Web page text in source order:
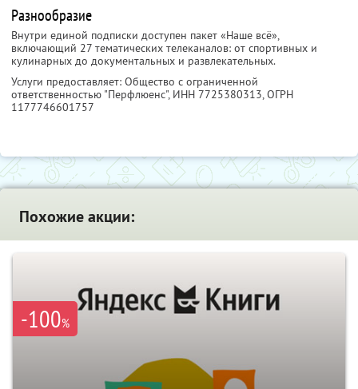
Разнообразие
Внутри единой подписки доступен пакет «Наше всё»,
включающий 27 тематических телеканалов: от спортивных и
кулинарных до документальных и развлекательных.
Услуги предоставляет: Общество с ограниченной
ответственностью "Перфлюенс", ИНН 7725380313, ОГРН
1177746601757
Похожие акции:
-100%